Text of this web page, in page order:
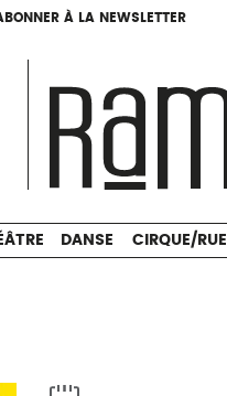
À LA NEWSLETTER
À LA NEWSLETTER
DANSE CIRQUE/RUE